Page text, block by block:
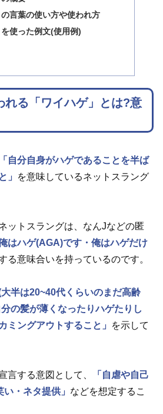
の言葉の使い方や使われ方
を使った例文(使用例)
れる「ワイハゲ」とは?意
「自分自身がハゲであることを半ば
」
を意味しているネットスラング
ットスラングは、なんJなどの匿
俺はハゲ(AGA)です・俺はハゲだけ
る意味合いを持っているのです。
(大半は20~40代くらいのまだ高齢
の髪が薄くなったりハゲたりし
ミングアウトすること」
を示して
言する意図として、
「自虐や自己
・ネタ提供」 などを想定するこ